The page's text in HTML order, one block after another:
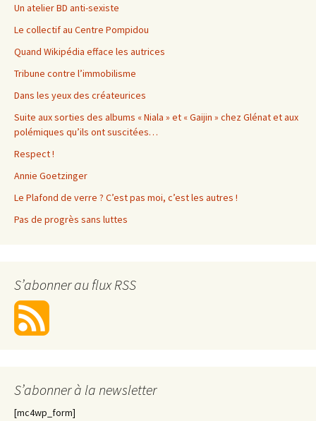
Un atelier BD anti-sexiste
Le collectif au Centre Pompidou
Quand Wikipédia efface les autrices
Tribune contre l’immobilisme
Dans les yeux des créateurices
Suite aux sorties des albums « Niala » et « Gaijin » chez Glénat et aux
polémiques qu’ils ont suscitées…
Respect !
Annie Goetzinger
Le Plafond de verre ? C’est pas moi, c’est les autres !
Pas de progrès sans luttes
S’abonner au flux RSS
S’abonner à la newsletter
[mc4wp_form]